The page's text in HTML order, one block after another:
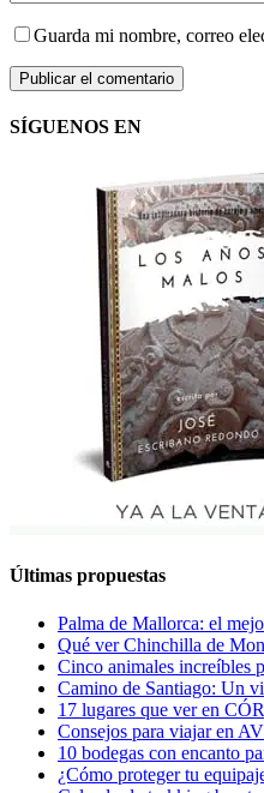
Guarda mi nombre, correo
SÍGUENOS EN
Últimas propuestas
Palma de Mallorca: el
Qué ver Chinchilla de
Cinco animales increíbles
Camino de Santiago: Un
17 lugares que ver en
Consejos para viajar en
10 bodegas con encanto
¿Cómo proteger tu